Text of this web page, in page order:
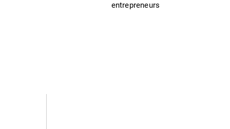
entrepreneurs